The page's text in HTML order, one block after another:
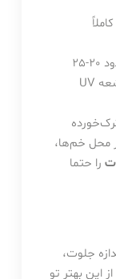
ضخامت لایه رنگ (حدود 20-25
میکرون) مقاومت در برابر خراشیدگی و اشعه UV
محل خم‌ها،
را حتما
جلوت،
این بهتر تو